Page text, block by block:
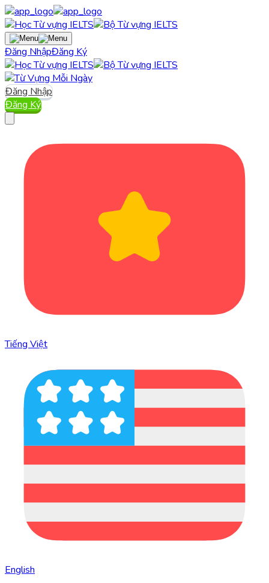
Đăng NhậpĐăng Ký
Đăng Nhập
Đăng Ký
Tiếng Việt
English